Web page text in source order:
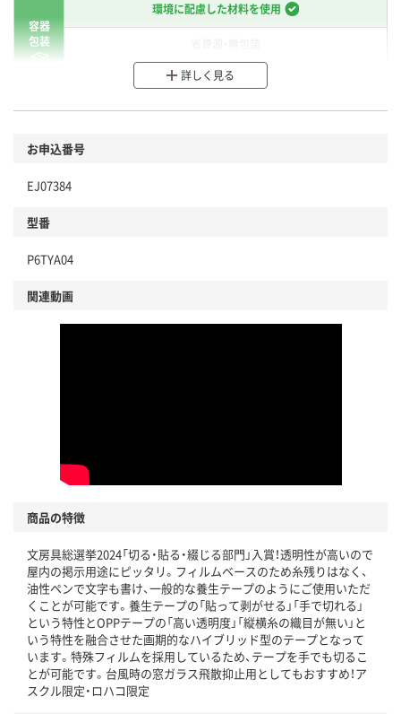
容器
包装
環境に配慮した材料を使用
分別・リサイクルしやすい設計
商品
本体
仕組
詳しく見る
お申込番号
EJ07384
型番
P6TYA04
関連動画
商品の特徴
文房具総選挙2024「切る・貼る・綴じる部門」入賞！透明性が高いので
屋内の掲示用途にピッタリ。フィルムベースのため糸残りはなく、
油性ペンで文字も書け、一般的な養生テープのようにご使用いただ
くことが可能です。養生テープの「貼って剥がせる」「手で切れる」
という特性とOPPテープの「高い透明度」「縦横糸の織目が無い」と
いう特性を融合させた画期的なハイブリッド型のテープとなって
います。特殊フィルムを採用しているため、テープを手でも切るこ
とが可能です。台風時の窓ガラス飛散抑止用としてもおすすめ！ア
スクル限定・ロハコ限定